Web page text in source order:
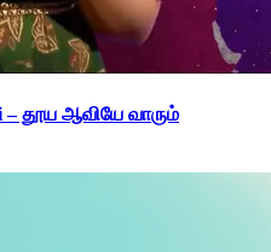
– தூய ஆவியே வாரும்